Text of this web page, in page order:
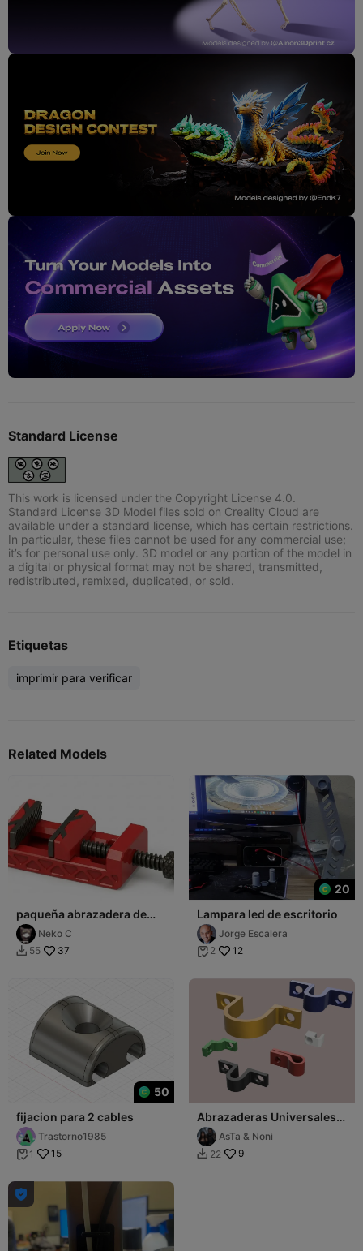
Standard License
This work is licensed under the Copyright License 4.0.
Standard License 3D Model files sold on Creality Cloud are
available under a standard license, which has certain restrictions.
In particular, these files cannot be used for any commercial use;
it’s for personal use only. 3D model or any portion of the model in
a digital or physical format may not be shared, transmitted,
redistributed, remixed, duplicated, or sold.
Etiquetas
imprimir para verificar
Related Models
paqueña abrazadera de
mesaNeko C
 55 37
20
Lampara led de escritorio
Jorge Escalera
 2 12
50
fijacion para 2 cables
Trastorno1985
 1 15
Abrazaderas Universales
para Cables / Universal
Cable Clamps
AsTa & Noni
 22 9
